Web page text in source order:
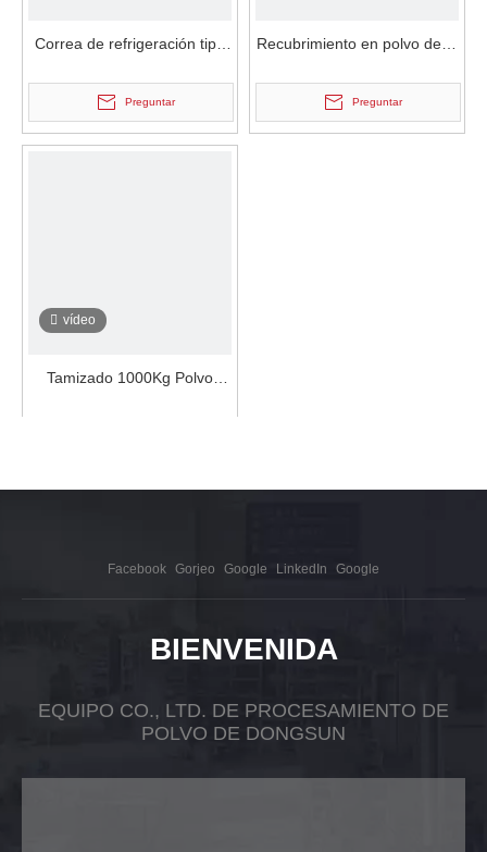
Correa de refrigeración tipo
PVC de alta velocidad
Preguntar
Recubrimiento en polvo de la
tipo de agua de alta
velocidad del PVC
Preguntar
vídeo
Tamizado 1000Kg Polvo
Facebook Gorjeo Google LinkedIn Google
BIENVENIDA
EQUIPO CO., LTD. DE PROCESAMIENTO DE
POLVO DE DONGSUN